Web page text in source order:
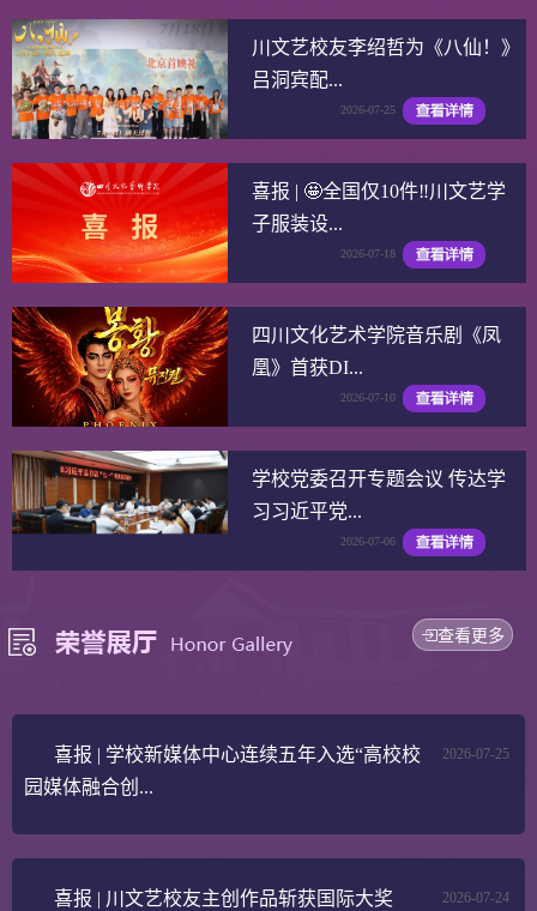
川文艺校友李绍哲为《八仙！》
吕洞宾配...
2026-07-25
喜报 | 🤩全国仅10件‼️川文艺学
子服装设...
2026-07-18
四川文化艺术学院音乐剧《凤
凰》首获DI...
2026-07-10
学校党委召开专题会议 传达学
习习近平党...
2026-07-06
查看更多
2026-07-25
喜报 | 学校新媒体中心连续五年入选“高校校
园媒体融合创...
2026-07-24
喜报 | 川文艺校友主创作品斩获国际大奖